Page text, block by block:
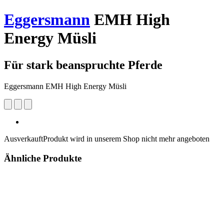
Eggersmann EMH High
Energy Müsli
Für stark beanspruchte Pferde
Eggersmann EMH High Energy Müsli
AusverkauftProdukt wird in unserem Shop nicht mehr angeboten
Ähnliche Produkte